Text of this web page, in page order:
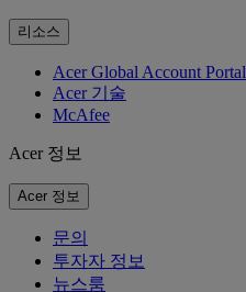
리소스
Acer Global Account Portal
Acer 기술
McAfee
Acer 정보
Acer 정보
문의
투자자 정보
뉴스룸